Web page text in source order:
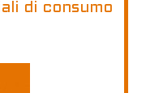
di consumo